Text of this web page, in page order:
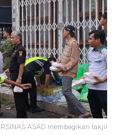
ASAD membagikan takjil